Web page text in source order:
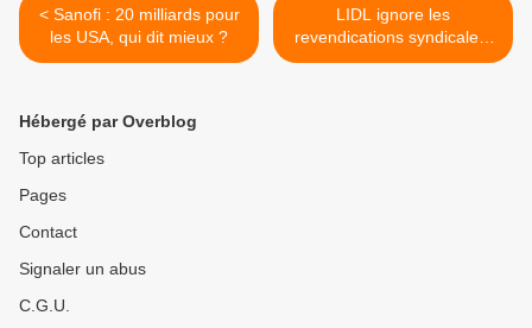
< Sanofi : 20 milliards pour
les USA, qui dit mieux ?
LIDL ignore les
revendications syndicales,
l'intersyndicale appelle à la
Hébergé par Overblog
Top articles
Pages
Contact
Signaler un abus
C.G.U.